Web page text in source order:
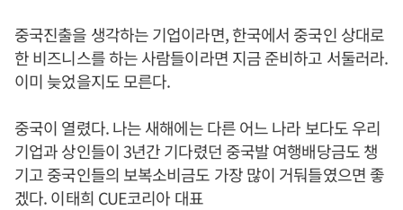
중국진출을 생각하는 기업이라면, 한국에서 중국인 상대로
한 비즈니스를 하는 사람들이라면 지금 준비하고 서둘러라.
이미 늦었을지도 모른다.
중국이 열렸다. 나는 새해에는 다른 어느 나라 보다도 우리
기업과 상인들이 3년간 기다렸던 중국발 여행배당금도 챙
기고 중국인들의 보복소비금도 가장 많이 거둬들였으면 좋
겠다. 이태희 CUE코리아 대표